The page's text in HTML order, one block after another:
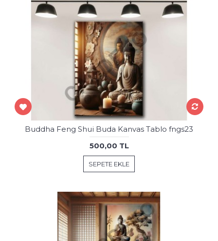
Buddha Feng Shui Buda Kanvas Tablo fngs23
500,00 TL
SEPETE EKLE